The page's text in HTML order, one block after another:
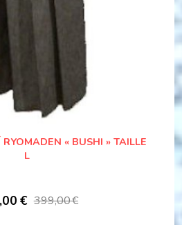
« BUSHI » TAILLE
L
€ 399,00€